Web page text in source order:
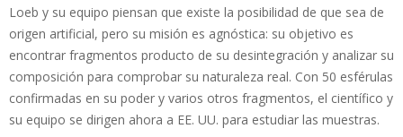
Loeb y su equipo piensan que existe la posibilidad de que sea de
origen artificial, pero su misión es agnóstica: su objetivo es
encontrar fragmentos producto de su desintegración y analizar su
composición para comprobar su naturaleza real. Con 50 esférulas
confirmadas en su poder y varios otros fragmentos, el científico y
su equipo se dirigen ahora a EE. UU. para estudiar las muestras.